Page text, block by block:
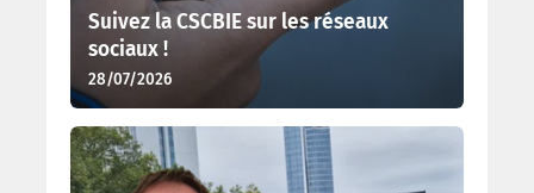
Suivez la CSCBIE sur les réseaux
sociaux !
28/07/2026